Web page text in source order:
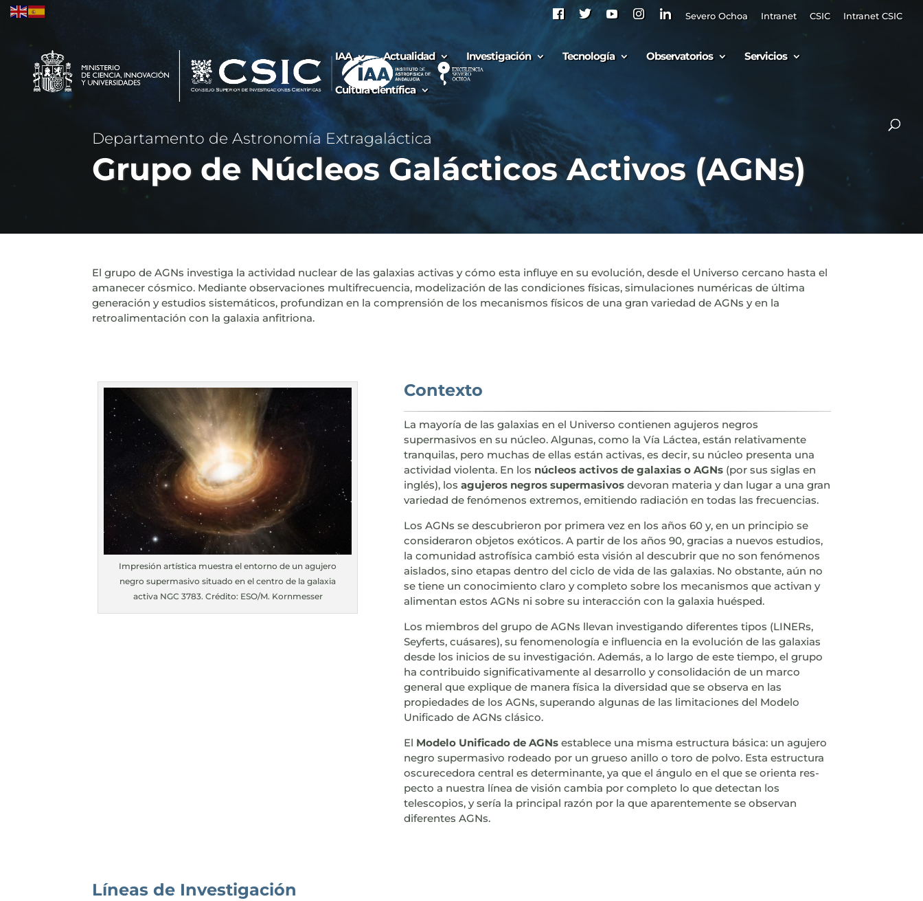
Severo Ochoa Intranet CSIC Intranet CSIC
IAA Actualidad Investigación Tecnología Observatorios Servicios
Cultura científica
Departamento de Astronomía Extragaláctica
Grupo de Núcleos Galácticos Activos (AGNs)
El grupo de AGNs investiga la actividad nuclear de las galaxias activas y cómo esta influye en su evolución, desde el Universo cercano hasta el
amanecer cósmico. Mediante observaciones multifrecuencia, modelización de las condiciones físicas, simulaciones numéricas de última
generación y estudios sistemáticos, profundizan en la comprensión de los mecanismos físicos de una gran variedad de AGNs y en la
retroalimentación con la galaxia anfitriona.
Impresión artística muestra el entorno de un agujero
negro supermasivo situado en el centro de la galaxia
activa NGC 3783. Crédito: ESO/M. Kornmesser
Contexto
La mayoría de las galaxias en el Universo contienen agujeros negros
supermasivos en su núcleo. Algunas, como la Vía Láctea, están relativamente
tranquilas, pero muchas de ellas están activas, es decir, su núcleo presenta una
actividad violenta. En los núcleos activos de galaxias o AGNs (por sus siglas en
inglés), losagujeros negros supermasivos devoran materia y dan lugar a una gran
variedad de fenómenos extremos, emitiendo radiación en todas las frecuencias.
Los AGNs se descubrieron por primera vez en los años 60 y, en un principio se
consideraron objetos exóticos. A partir de los años 90, gracias a nuevos estudios,
la comunidad astrofísica cambió esta visión al descubrir que no son fenómenos
aislados, sino etapas dentro del ciclo de vida de las galaxias. No obstante, aún no
se tiene un conocimiento claro y completo sobre los mecanismos que activan y
alimentan estos AGNs ni sobre su interacción con la galaxia huésped.
Los miembros del grupo de AGNs llevan investigando diferentes tipos (LINERs,
Seyferts, cuásares), su fenomenología e influencia en la evolución de las galaxias
desde los inicios de su investigación. Además, a lo largo de este tiempo, el grupo
ha contribuido significativamente al desarrollo y consolidación de un marco
general que explique de manera física la diversidad que se observa en las
propiedades de los AGNs, superando algunas de las limitaciones del Modelo
Unificado de AGNs clásico.
El Modelo Unificado de AGNs establece una misma estructura básica: un agujero
negro supermasivo rodeado por un grueso anillo o toro de polvo. Esta estructura
oscurecedora central es determinante, ya que el ángulo en el que se orienta res-
pecto a nuestra línea de visión cambia por completo lo que detectan los
telescopios, y sería la principal razón por la que aparentemente se observan
diferentes AGNs.
Líneas de Investigación